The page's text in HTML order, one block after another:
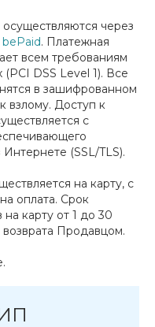
через
bePaid. Платежная
всем требованиям
DSS Level 1). Все
в зашифрованном
взлому. Доступ к
с
(SSL/TLS).
на карту, с
оплата. Срок
карту от 1 до 30
Продавцом.